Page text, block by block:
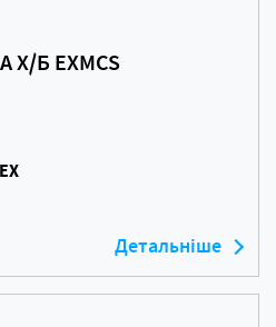
Б EXMCS
Детальніше